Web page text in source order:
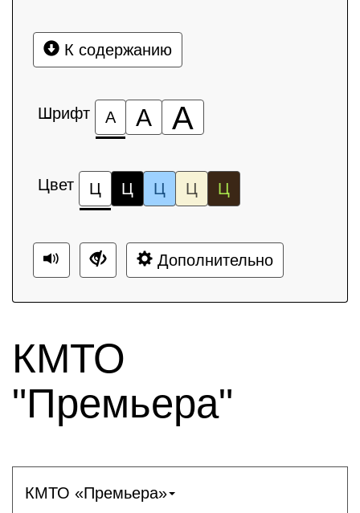
К содержанию
Шрифт А А А
Цвет Ц Ц Ц Ц Ц
Дополнительно
КМТО
"Премьера"
КМТО «Премьера»